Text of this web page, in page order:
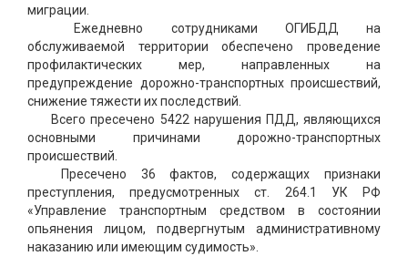
миграции.
Ежедневно сотрудниками ОГИБДД на
обслуживаемой территории обеспечено проведение
профилактических мер, направленных на
предупреждение дорожно-транспортных происшествий,
снижение тяжести их последствий.
Всего пресечено 5422 нарушения ПДД, являющихся
основными причинами дорожно-транспортных
происшествий.
Пресечено 36 фактов, содержащих признаки
преступления, предусмотренных ст. 264.1 УК РФ
«Управление транспортным средством в состоянии
опьянения лицом, подвергнутым административному
наказанию или имеющим судимость».